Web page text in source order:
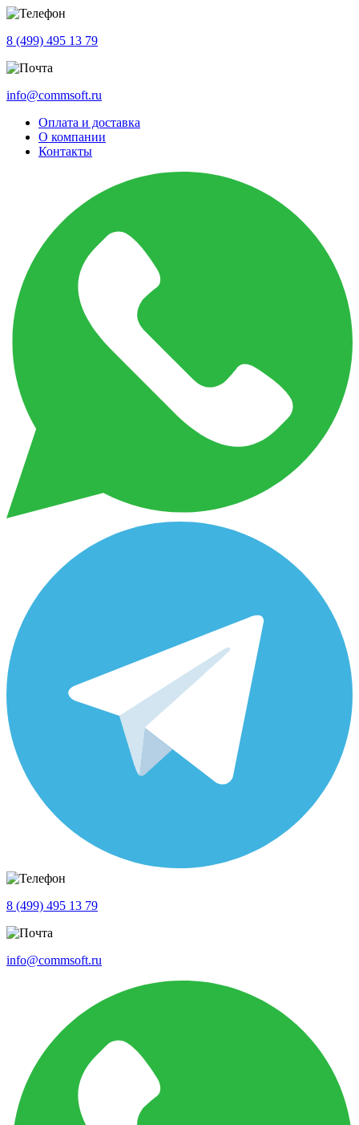
8 (499) 495 13 79
info@commsoft.ru
Оплата и доставка
О компании
Контакты
8 (499) 495 13 79
info@commsoft.ru